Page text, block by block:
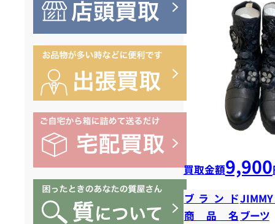
買取金額9,900
ブランド
商品名 ブーツ